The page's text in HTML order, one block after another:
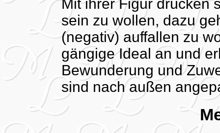
Mit ihrer Figur drücken
sein zu wollen, dazu
(negativ) auffallen zu
gängige Ideal an und
Bewunderung und
sind nach außen